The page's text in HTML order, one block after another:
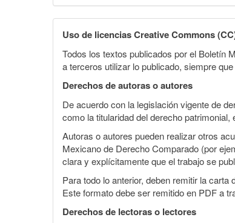
Uso de licencias Creative Commons
Todos los textos publicados por el Boletín
a terceros utilizar lo publicado, siempre
Derechos de autoras o autores
De acuerdo con la legislación vigente de
como la titularidad del derecho
Autoras o autores pueden realizar otros
Mexicano de Derecho Comparado (por
clara y explícitamente que el trabajo se
Para todo lo anterior, deben remitir la
Este formato debe ser remitido en PDF a
Derechos de lectoras o lectores